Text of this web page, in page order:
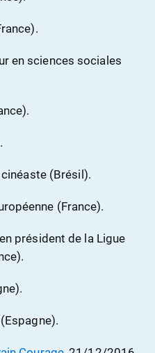
en sciences sociales
(Brésil).
(France).
président de la Ligue